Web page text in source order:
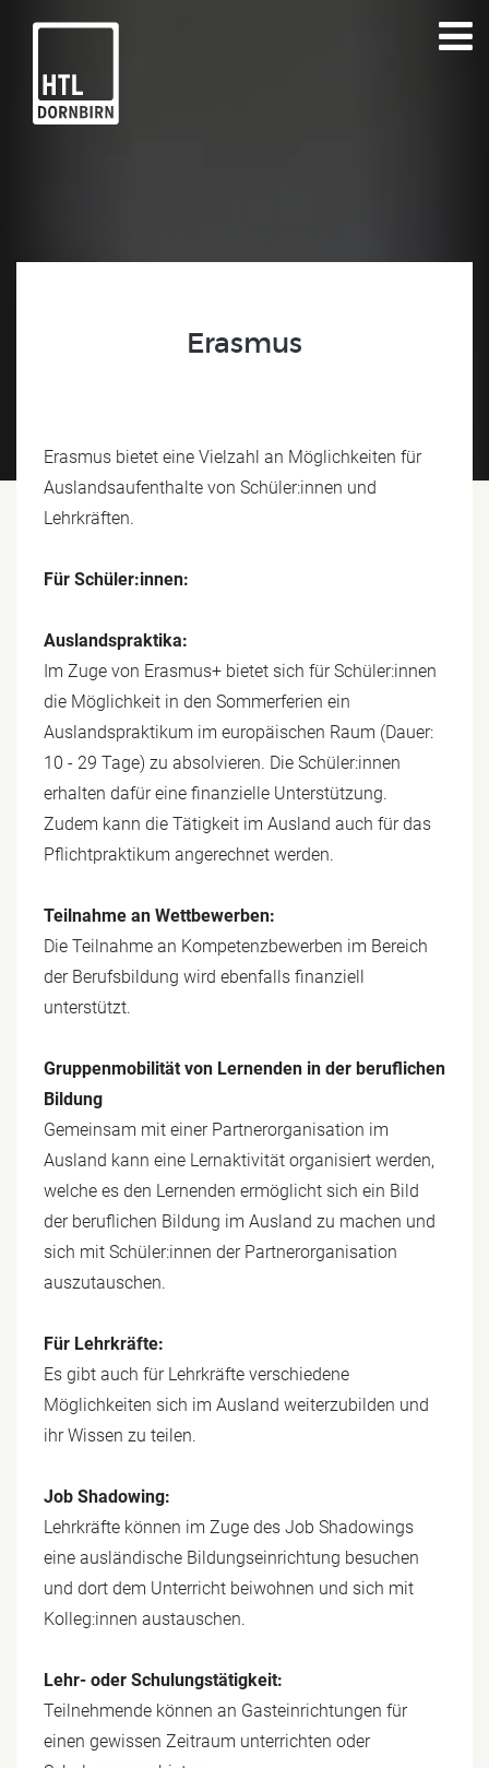
Erasmus
Erasmus bietet eine Vielzahl an Möglichkeiten für
Auslandsaufenthalte von Schüler:innen und
Lehrkräften.
Für Schüler:innen:
Auslandspraktika:
Im Zuge von Erasmus+ bietet sich für Schüler:innen
die Möglichkeit in den Sommerferien ein
Auslandspraktikum im europäischen Raum (Dauer:
10 - 29 Tage) zu absolvieren. Die Schüler:innen
erhalten dafür eine finanzielle Unterstützung.
Zudem kann die Tätigkeit im Ausland auch für das
Pflichtpraktikum angerechnet werden.
Teilnahme an Wettbewerben:
Die Teilnahme an Kompetenzbewerben im Bereich
der Berufsbildung wird ebenfalls finanziell
unterstützt.
Gruppenmobilität von Lernenden in der beruflichen
Bildung
Gemeinsam mit einer Partnerorganisation im
Ausland kann eine Lernaktivität organisiert werden,
welche es den Lernenden ermöglicht sich ein Bild
der beruflichen Bildung im Ausland zu machen und
sich mit Schüler:innen der Partnerorganisation
auszutauschen.
Für Lehrkräfte:
Es gibt auch für Lehrkräfte verschiedene
Möglichkeiten sich im Ausland weiterzubilden und
ihr Wissen zu teilen.
Job Shadowing:
Lehrkräfte können im Zuge des Job Shadowings
eine ausländische Bildungseinrichtung besuchen
und dort dem Unterricht beiwohnen und sich mit
Kolleg:innen austauschen.
Lehr- oder Schulungstätigkeit:
Teilnehmende können an Gasteinrichtungen für
einen gewissen Zeitraum unterrichten oder